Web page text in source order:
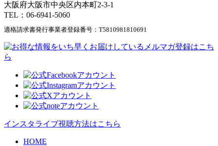
大阪府大阪市中央区内本町2-3-1
TEL：06-6941-5060
適格請求書発行事業者登録番号： T5810981810691
インスタライブ視聴方法はこちら
HOME